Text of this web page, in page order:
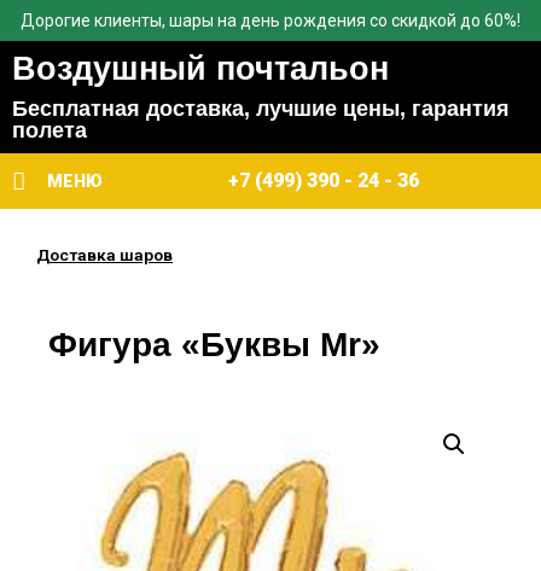
Дорогие клиенты, шары на день рождения со скидкой до 60%!
Воздушный почтальон
Бесплатная доставка, лучшие цены, гарантия
полета
МЕНЮ +7 (499) 390 - 24 - 36
Доставка шаров
Фигура «Буквы Mr»